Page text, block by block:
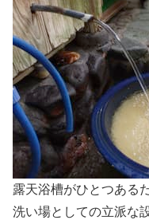
露天浴槽がひとつある
洗い場としての立派な